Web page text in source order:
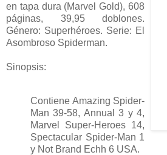
en tapa dura (Marvel Gold), 608
páginas, 39,95 doblones.
Género: Superhéroes. Serie: El
Asombroso Spiderman.
Sinopsis:
Contiene Amazing Spider-
Man 39-58, Annual 3 y 4,
Marvel Super-Heroes 14,
Spectacular Spider-Man 1
y Not Brand Echh 6 USA.